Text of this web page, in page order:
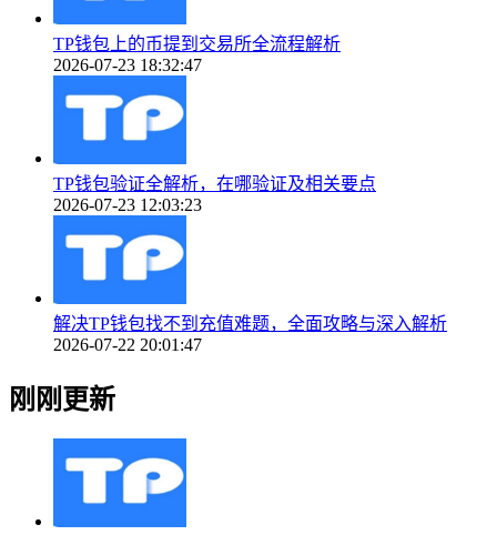
TP钱包上的币提到交易所全流程解析
2026-07-23 18:32:47
TP钱包验证全解析，在哪验证及相关要点
2026-07-23 12:03:23
解决TP钱包找不到充值难题，全面攻略与深入解析
2026-07-22 20:01:47
刚刚更新